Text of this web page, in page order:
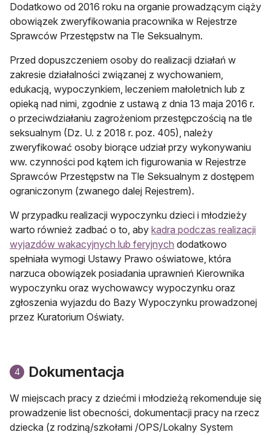
Dodatkowo od 2016 roku na organie prowadzącym ciąży
obowiązek zweryfikowania pracownika w Rejestrze
Sprawców Przestępstw na Tle Seksualnym.
Przed dopuszczeniem osoby do realizacji działań w
zakresie działalności związanej z wychowaniem,
edukacją, wypoczynkiem, leczeniem małoletnich lub z
opieką nad nimi, zgodnie z ustawą z dnia 13 maja 2016 r.
o przeciwdziałaniu zagrożeniom przestępczością na tle
seksualnym (Dz. U. z 2018 r. poz. 405), należy
zweryfikować osoby biorące udział przy wykonywaniu
ww. czynności pod kątem ich figurowania w Rejestrze
Sprawców Przestępstw na Tle Seksualnym z dostępem
ograniczonym (zwanego dalej Rejestrem).
W przypadku realizacji wypoczynku dzieci i młodzieży
warto również zadbać o to, aby kadra podczas realizacji
wyjazdów wakacyjnych lub feryjnych dodatkowo
spełniała wymogi Ustawy Prawo oświatowe, która
narzuca obowiązek posiadania uprawnień Kierownika
wypoczynku oraz wychowawcy wypoczynku oraz
zgłoszenia wyjazdu do Bazy Wypoczynku prowadzonej
przez Kuratorium Oświaty.
4 Dokumentacja
W miejscach pracy z dziećmi i młodzieżą rekomenduje się
prowadzenie list obecności, dokumentacji pracy na rzecz
dziecka (z rodziną/szkołami /OPS/Lokalny System